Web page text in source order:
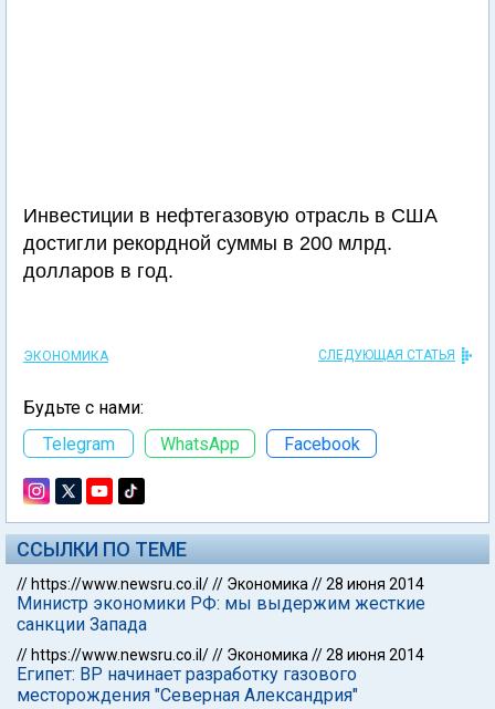
Инвестиции в нефтегазовую отрасль в США
достигли рекордной суммы в 200 млрд.
долларов в год.
ЭКОНОМИКА СЛЕДУЮЩАЯ СТАТЬЯ
Будьте с нами:
Telegram
WhatsApp Facebook
ССЫЛКИ ПО ТЕМЕ
// https://www.newsru.co.il/// Экономика //28 июня 2014
Министр экономики РФ: мы выдержим жесткие
санкции Запада
// https://www.newsru.co.il/// Экономика //28 июня 2014
Египет: ВР начинает разработку газового
месторождения "Северная Александрия"